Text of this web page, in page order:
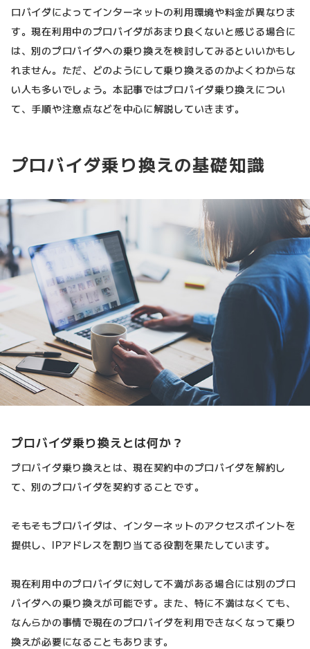
ロバイダによってインターネットの利用環境や料金が異なりま
す。現在利用中のプロバイダがあまり良くないと感じる場合に
は、別のプロバイダへの乗り換えを検討してみるといいかもし
れません。ただ、どのようにして乗り換えるのかよくわからな
い人も多いでしょう。本記事ではプロバイダ乗り換えについ
て、手順や注意点などを中心に解説していきます。
プロバイダ乗り換えの基礎知識
プロバイダ乗り換えとは何か？
プロバイダ乗り換えとは、現在契約中のプロバイダを解約し
て、別のプロバイダを契約することです。
そもそもプロバイダは、インターネットのアクセスポイントを
提供し、IPアドレスを割り当てる役割を果たしています。
現在利用中のプロバイダに対して不満がある場合には別のプロ
バイダへの乗り換えが可能です。また、特に不満はなくても、
なんらかの事情で現在のプロバイダを利用できなくなって乗り
換えが必要になることもあります。